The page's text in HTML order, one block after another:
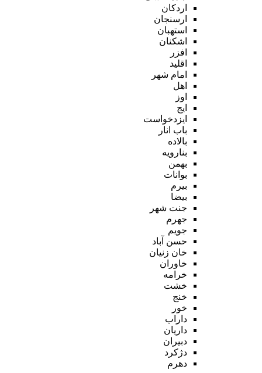
اردکان
ارسنجان
استهبان
اشکنان
افزر
اقلید
امام شهر
اهل
اوز
ایج
ایزدخواست
باب انار
بالاده
بنارویه
بهمن
بوانات
بیرم
بیضا
جنت شهر
جهرم
جویم
حسن آباد
خان زنیان
خاوران
خرامه
خشت
خنج
خور
داراب
داریان
دبیران
دژکرد
دهرم